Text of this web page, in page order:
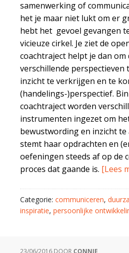
samenwerking of
het je maar niet lukt om er
hebt het gevoel gevangen
vicieuze cirkel. Je ziet de
coachtraject helpt je dan
verschillende perspectieven
inzicht te verkrijgen en te
(handelings-)perspectief.
coachtraject worden
instrumenten ingezet om
bewustwording en inzicht te
stemt haar opdrachten en
oefeningen steeds af op de
proces dat gaande is. [Lees
Categorie: communiceren,
inspiratie, persoonlijke
23/06/2016 DOOR CONNIE